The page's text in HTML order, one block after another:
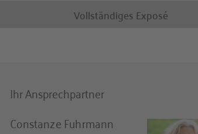
Vollständiges Exposé
Ihr Ansprechpartner
Constanze Fuhrmann